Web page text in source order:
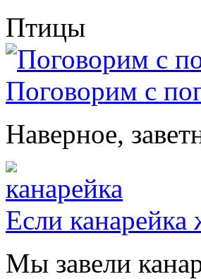
Птицы
Поговорим с
Наверное,
Если канарейка
Мы завели